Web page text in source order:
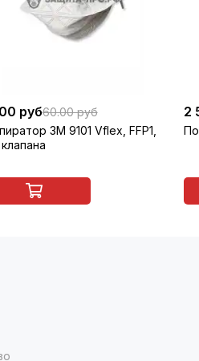
руб60.00 руб
3M 9101 Vflex, FFP1,
2